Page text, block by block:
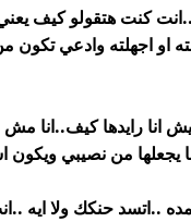
كنت هتقولو كيف
او اجهلته وادعي
انا رايدها كيف..انا مش
يجعلها من نصيبي ويكون
..اتسد حنكك ولا ايه